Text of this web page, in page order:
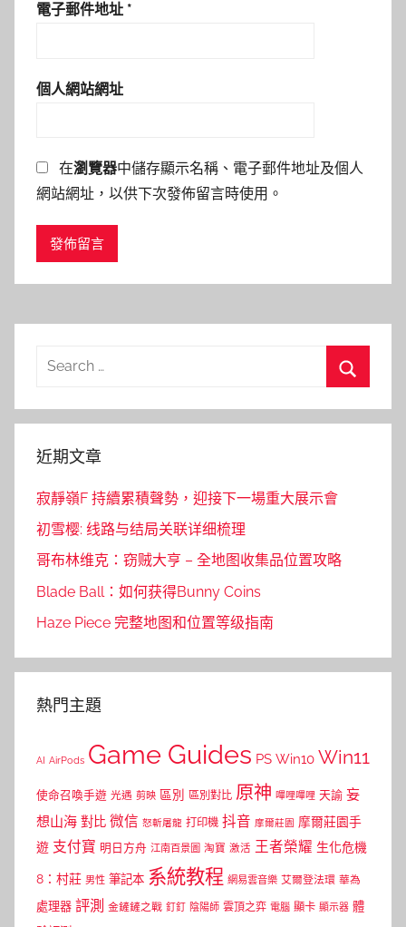
電子郵件地址 *
個人網站網址
在瀏覽器中儲存顯示名稱、電子郵件地址及個人
網站網址，以供下次發佈留言時使用。
Search
近期文章
寂靜嶺F 持續累積聲勢，迎接下一場重大展示會
初雪樱: 线路与结局关联详细梳理
哥布林维克：窃贼大亨 – 全地图收集品位置攻略
Blade Ball：如何获得Bunny Coins
Haze Piece 完整地图和位置等级指南
熱門主題
AI AirPods Game Guides PS Win10 Win11
使命召喚手遊 光遇 剪映 區別 區別對比 原神 嗶哩嗶哩 天諭 妄
想山海 對比 微信 怒斬屠龍 打印機 抖音 摩爾莊園 摩爾莊園手
遊 支付寶 明日方舟 江南百景圖 淘寶 激活 王者榮耀 生化危機
8：村莊 男性 筆記本 系統教程 網易雲音樂 艾爾登法環 華為
處理器 評測 金鏟鏟之戰 釘釘 陰陽師 雲頂之弈 電腦 顯卡 顯示器 體